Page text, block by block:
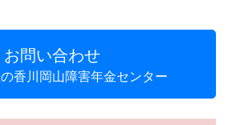
お問い合わせ
香川岡山障害年金センター